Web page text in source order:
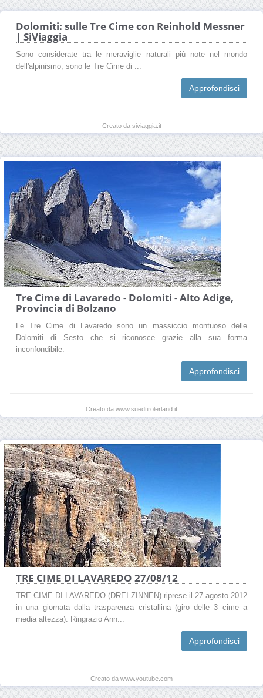
Dolomiti: sulle Tre Cime con Reinhold Messner
| SiViaggia
Sono considerate tra le meraviglie naturali più note nel mondo
dell'alpinismo, sono le Tre Cime di ...
Approfondisci
Creato da siviaggia.it
Tre Cime di Lavaredo - Dolomiti - Alto Adige,
Provincia di Bolzano
Le Tre Cime di Lavaredo sono un massiccio montuoso delle
Dolomiti di Sesto che si riconosce grazie alla sua forma
inconfondibile.
Approfondisci
Creato da www.suedtirolerland.it
TRE CIME DI LAVAREDO 27/08/12
TRE CIME DI LAVAREDO (DREI ZINNEN) riprese il 27 agosto 2012
in una giornata dalla trasparenza cristallina (giro delle 3 cime a
media altezza). Ringrazio Ann...
Approfondisci
Creato da www.youtube.com